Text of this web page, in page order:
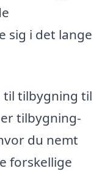
sig i det lange
til tilbygning til
tilbygning-
du nemt
forskellige